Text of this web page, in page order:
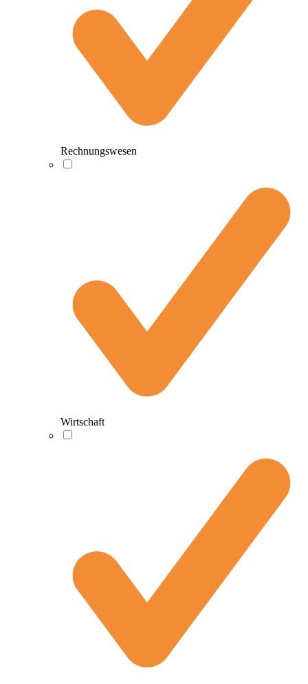
Rechnungswesen
Wirtschaft